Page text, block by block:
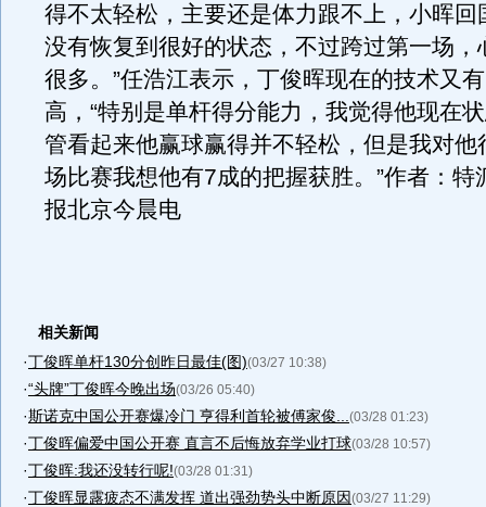
得不太轻松，主要还是体力跟不上，小晖回
没有恢复到很好的状态，不过跨过第一场，
很多。”任浩江表示，丁俊晖现在的技术又
高，“特别是单杆得分能力，我觉得他现在
管看起来他赢球赢得并不轻松，但是我对他
场比赛我想他有7成的把握获胜。”作者：特
报北京今晨电
相关新闻
·丁俊晖单杆130分创昨日最佳(图)(03/27 10:38)
·“头牌”丁俊晖今晚出场(03/26 05:40)
·斯诺克中国公开赛爆冷门 亨得利首轮被傅家俊... (03/28 01:23)
·丁俊晖偏爱中国公开赛 直言不后悔放弃学业打球(03/28 10:57)
·丁俊晖:我还没转行呢!(03/28 01:31)
·丁俊晖显露疲态不满发挥 道出强劲势头中断原因(03/27 11:29)